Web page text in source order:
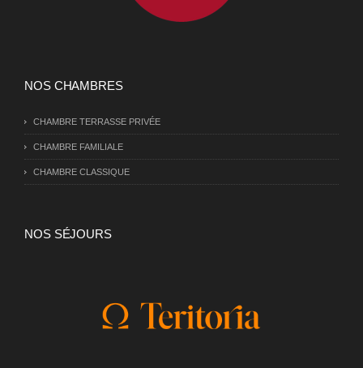
NOS CHAMBRES
CHAMBRE TERRASSE PRIVÉE
CHAMBRE FAMILIALE
CHAMBRE CLASSIQUE
NOS SÉJOURS